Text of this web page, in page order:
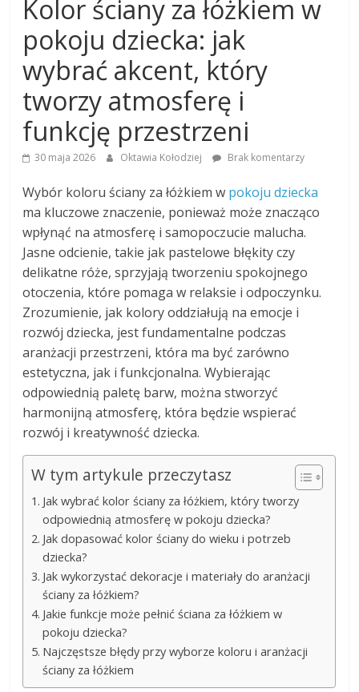
Kolor ściany za łóżkiem w
pokoju dziecka: jak
wybrać akcent, który
tworzy atmosferę i
funkcję przestrzeni
30 maja 2026 Oktawia Kołodziej Brak komentarzy
Wybór koloru ściany za łóżkiem w pokoju dziecka
ma kluczowe znaczenie, ponieważ może znacząco
wpłynąć na atmosferę i samopoczucie malucha.
Jasne odcienie, takie jak pastelowe błękity czy
delikatne róże, sprzyjają tworzeniu spokojnego
otoczenia, które pomaga w relaksie i odpoczynku.
Zrozumienie, jak kolory oddziałują na emocje i
rozwój dziecka, jest fundamentalne podczas
aranżacji przestrzeni, która ma być zarówno
estetyczna, jak i funkcjonalna. Wybierając
odpowiednią paletę barw, można stworzyć
harmonijną atmosferę, która będzie wspierać
rozwój i kreatywność dziecka.
W tym artykule przeczytasz
Jak wybrać kolor ściany za łóżkiem, który tworzy
odpowiednią atmosferę w pokoju dziecka?
Jak dopasować kolor ściany do wieku i potrzeb
dziecka?
Jak wykorzystać dekoracje i materiały do aranżacji
ściany za łóżkiem?
Jakie funkcje może pełnić ściana za łóżkiem w
pokoju dziecka?
Najczęstsze błędy przy wyborze koloru i aranżacji
ściany za łóżkiem